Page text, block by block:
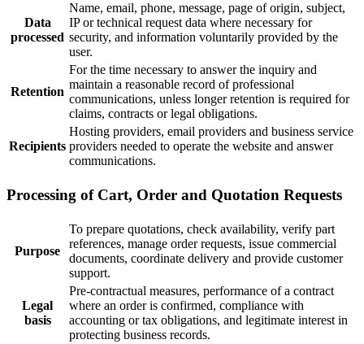
Data
processed
Name, email, phone, message, page of origin, subject,
IP or technical request data where necessary for
security, and information voluntarily provided by the
user.
Retention
For the time necessary to answer the inquiry and
maintain a reasonable record of professional
communications, unless longer retention is required for
claims, contracts or legal obligations.
Recipients
Hosting providers, email providers and business service
providers needed to operate the website and answer
communications.
Processing of Cart, Order and Quotation Requests
Purpose
To prepare quotations, check availability, verify part
references, manage order requests, issue commercial
documents, coordinate delivery and provide customer
support.
Legal
basis
Pre-contractual measures, performance of a contract
where an order is confirmed, compliance with
accounting or tax obligations, and legitimate interest in
protecting business records.